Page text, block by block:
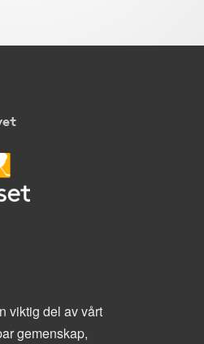
viktig del av vårt
gemenskap,